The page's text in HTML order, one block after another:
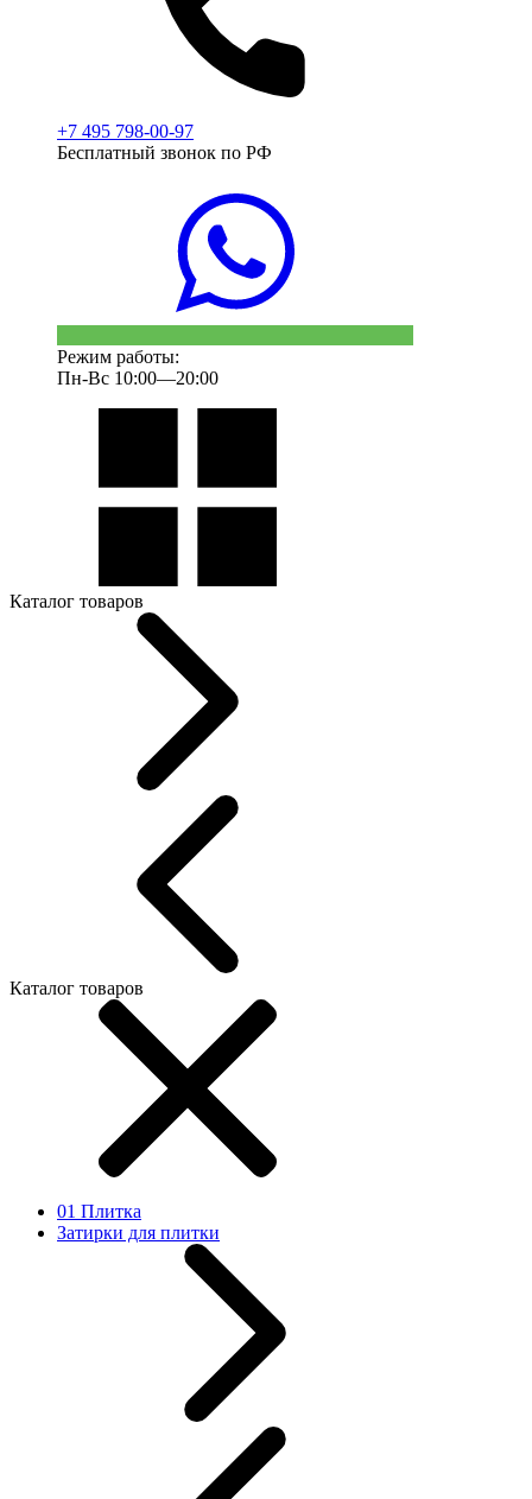
+7 495 798-00-97
Бесплатный звонок по РФ
Режим работы:
Пн-Вс 10:00—20:00
Каталог товаров
Каталог товаров
01 Плитка
Затирки для плитки